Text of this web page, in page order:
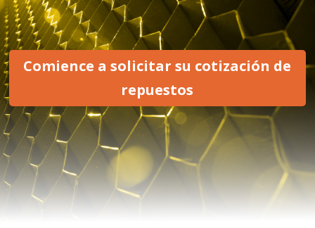
Comience a solicitar su cotización de
repuestos